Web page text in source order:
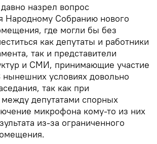
назрел вопрос
Народному Собранию нового
где могли бы без
как депутаты и работники
так и представители
и СМИ, принимающие участие
нынешних условиях довольно
так как при
депутатами спорных
микрофона кому-то из них
из-за ограниченного